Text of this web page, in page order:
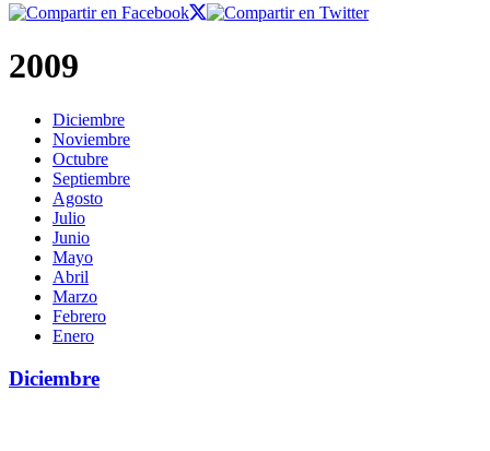
2009
Diciembre
Noviembre
Octubre
Septiembre
Agosto
Julio
Junio
Mayo
Abril
Marzo
Febrero
Enero
Diciembre